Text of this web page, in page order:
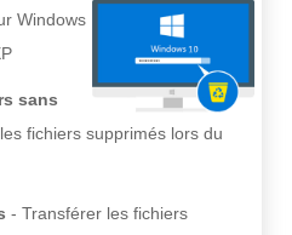
Windows
sans
fichiers supprimés lors du
Transférer les fichiers